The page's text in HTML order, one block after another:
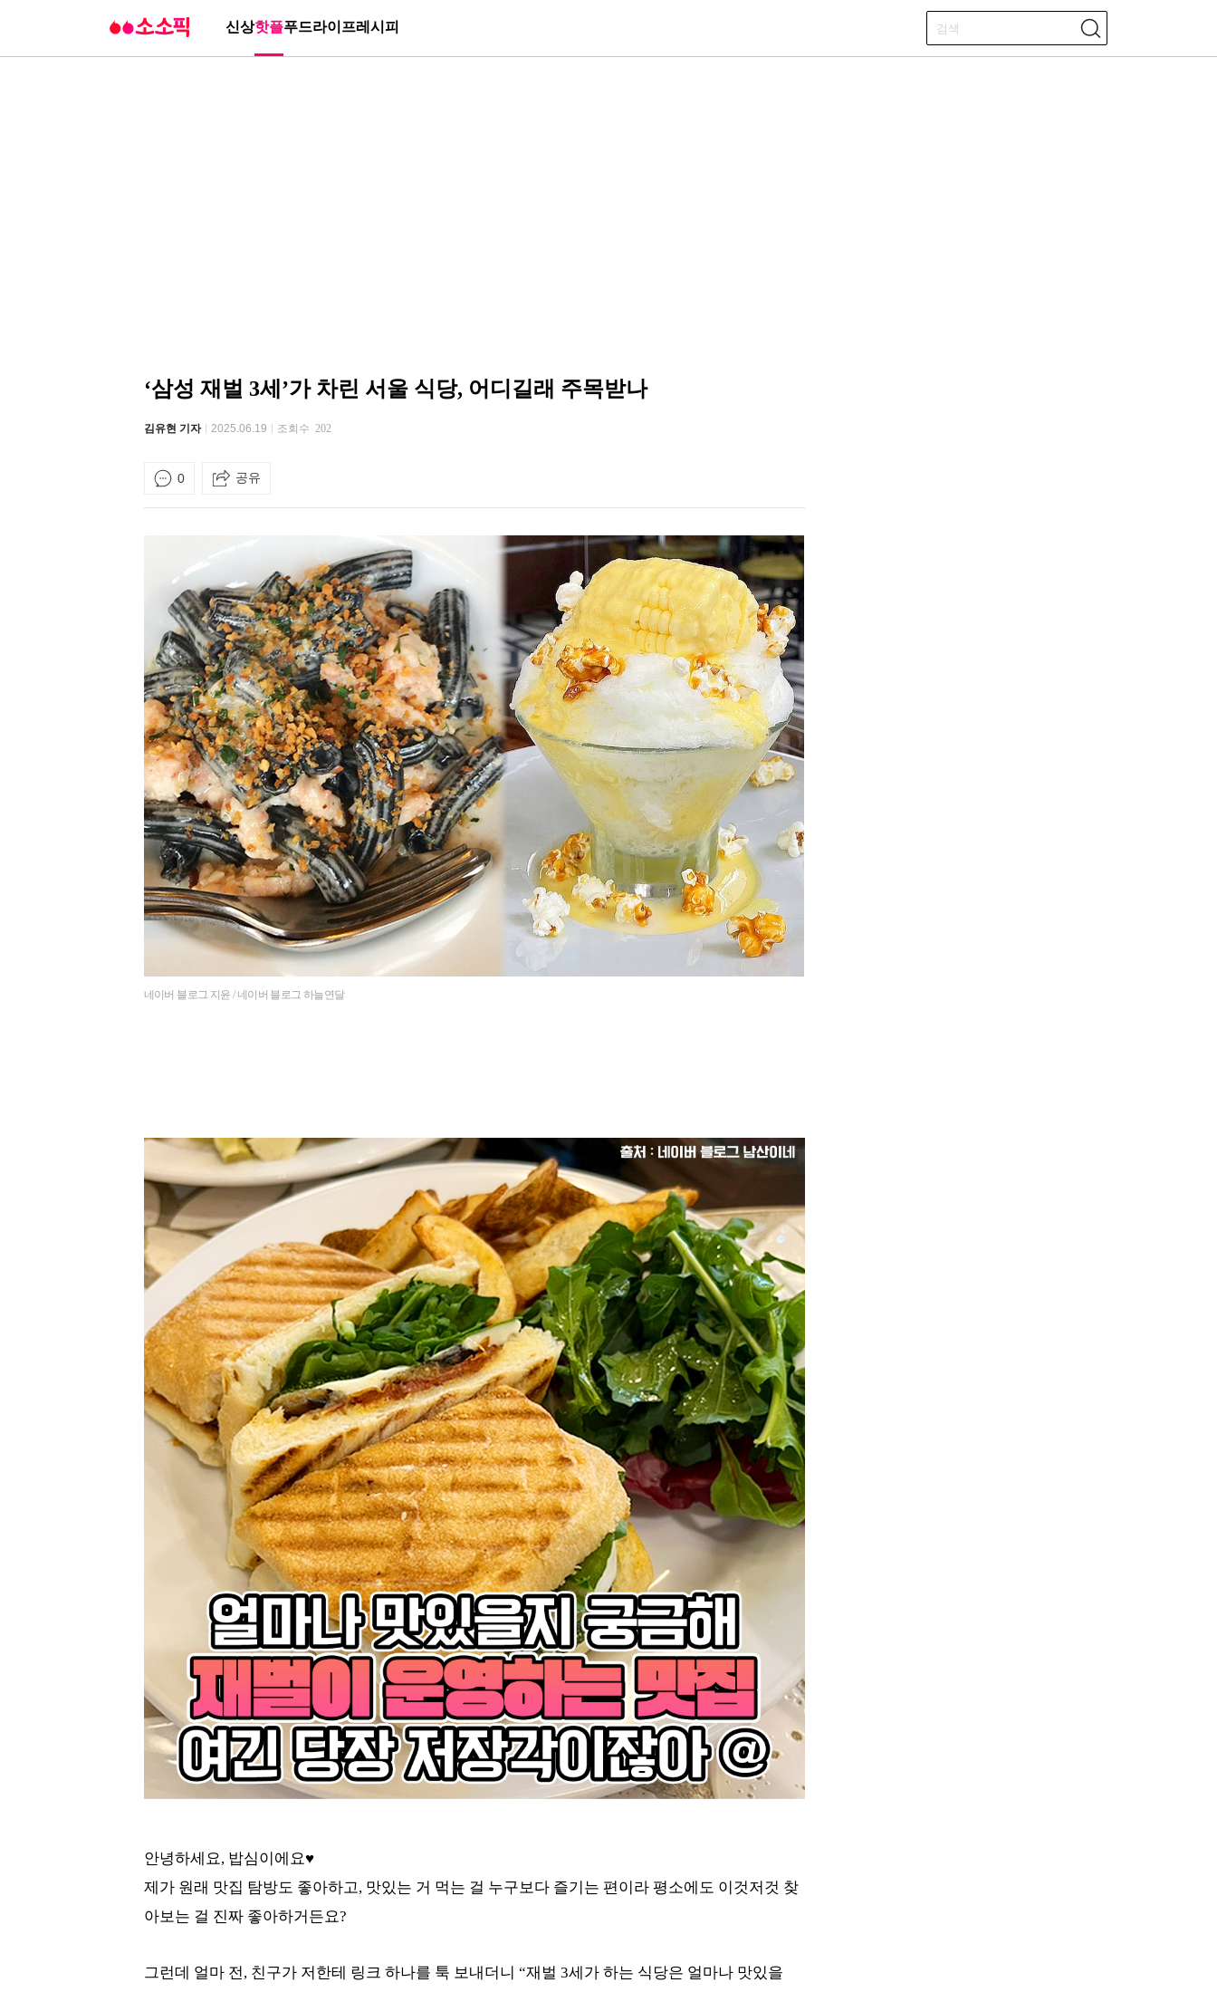
신상핫플푸드라이프레시피
‘삼성 재벌 3세’가 차린 서울 식당, 어디길래 주목받나
김유현 기자 2025.06.19 조회수 202
0 공유
네이버 블로그 지윤 / 네이버 블로그 하늘연달
안녕하세요, 밥심이에요♥
제가 원래 맛집 탐방도 좋아하고, 맛있는 거 먹는 걸 누구보다 즐기는 편이라 평소에도 이것저것 찾
아보는 걸 진짜 좋아하거든요?
그런데 얼마 전, 친구가 저한테 링크 하나를 툭 보내더니 “재벌 3세가 하는 식당은 얼마나 맛있을